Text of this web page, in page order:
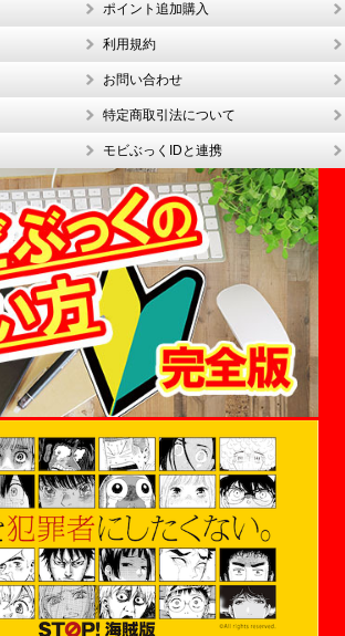
ポイント追加購入
利用規約
お問い合わせ
特定商取引法について
モビぶっくIDと連携